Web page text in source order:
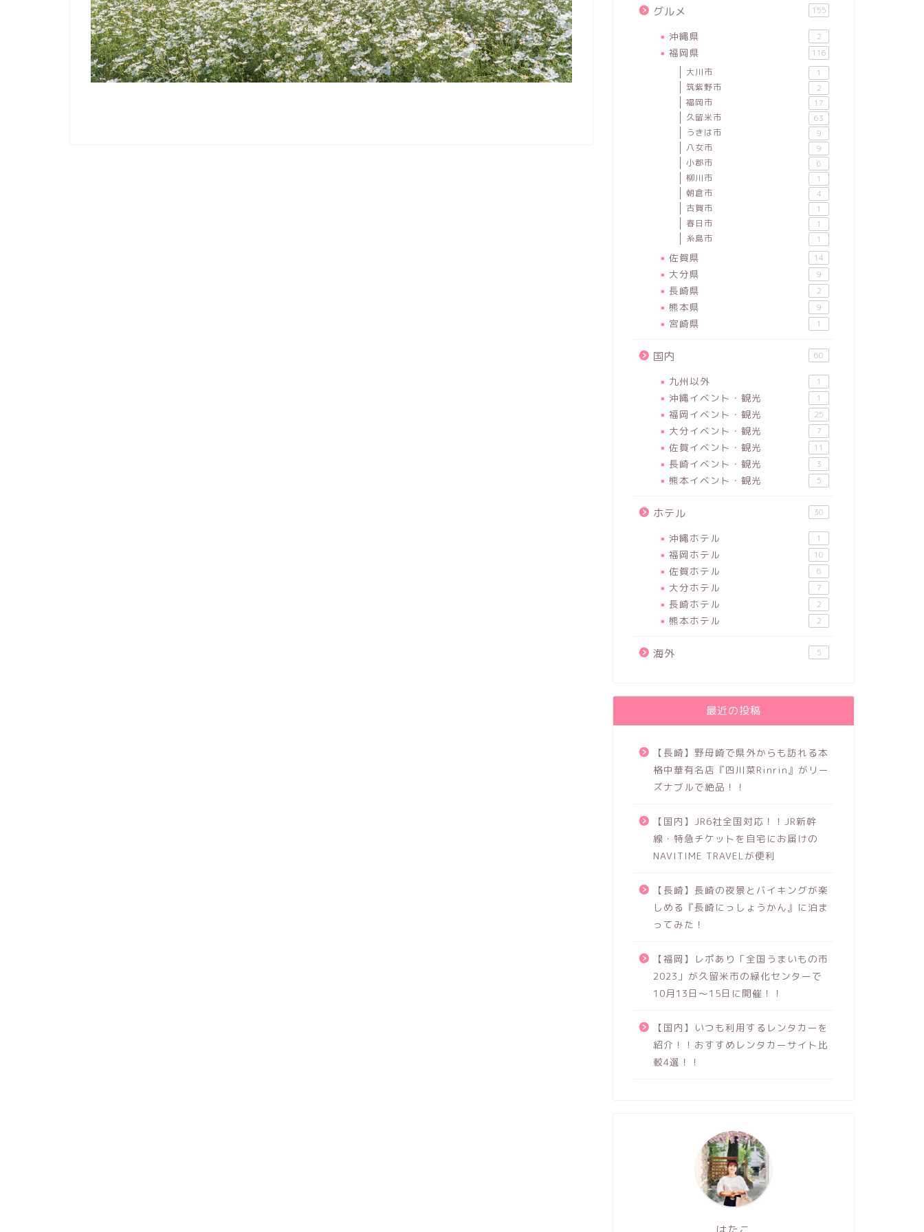
グルメ 155
沖縄県 2
福岡県 116
大川市 1
筑紫野市 2
福岡市 17
久留米市 63
うきは市 9
八女市 9
小郡市 6
柳川市 1
朝倉市 4
古賀市 1
春日市 1
糸島市 1
佐賀県 14
大分県 9
長崎県 2
熊本県 9
宮崎県 1
国内 60
九州以外 1
沖縄イベント・観光 1
福岡イベント・観光 25
大分イベント・観光 7
佐賀イベント・観光 11
長崎イベント・観光 3
熊本イベント・観光 5
ホテル 30
沖縄ホテル 1
福岡ホテル 10
佐賀ホテル 6
大分ホテル 7
長崎ホテル 2
熊本ホテル 2
海外 5
最近の投稿
【長崎】野母崎で県外からも訪れる本
格中華有名店『四川菜Rinrin』がリー
ズナブルで絶品！！
【国内】JR6社全国対応！！JR新幹
線・特急チケットを自宅にお届けの
NAVITIME TRAVELが便利
【長崎】長崎の夜景とバイキングが楽
しめる『長崎にっしょうかん』に泊ま
ってみた！
【福岡】レポあり「全国うまいもの市
2023」が久留米市の緑化センターで
10月13日～15日に開催！！
【国内】いつも利用するレンタカーを
紹介！！おすすめレンタカーサイト比
較4選！！